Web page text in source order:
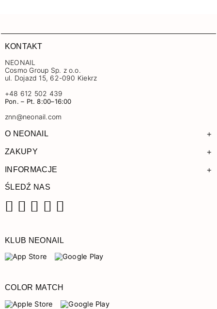
KONTAKT
NEONAIL
Cosmo Group Sp. z o.o.
ul. Dojazd 15, 62-090 Kiekrz
+48 612 502 439
Pon. – Pt. 8:00–16:00
znn@neonail.com
O NEONAIL +
ZAKUPY +
INFORMACJE +
ŚLEDŹ NAS
KLUB NEONAIL
COLOR MATCH